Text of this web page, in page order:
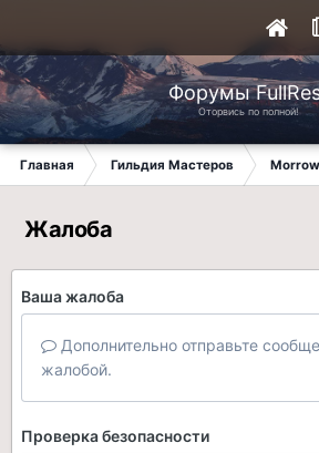
Форумы
Оторвись по полной!
Главная Гильдия Мастеров
Жалоба
Ваша жалоба
Дополнительно отправьте
жалобой.
Проверка безопасности